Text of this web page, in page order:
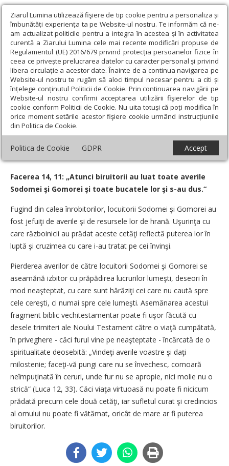
Ziarul Lumina utilizează fişiere de tip cookie pentru a personaliza și
îmbunătăți experiența ta pe Website-ul nostru. Te informăm că ne-
am actualizat politicile pentru a integra în acestea și în activitatea
curentă a Ziarului Lumina cele mai recente modificări propuse de
Regulamentul (UE) 2016/679 privind protecția persoanelor fizice în
ceea ce privește prelucrarea datelor cu caracter personal și privind
libera circulație a acestor date. Înainte de a continua navigarea pe
Website-ul nostru te rugăm să aloci timpul necesar pentru a citi și
înțelege conținutul Politicii de Cookie. Prin continuarea navigării pe
Website-ul nostru confirmi acceptarea utilizării fişierelor de tip
cookie conform Politicii de Cookie. Nu uita totuși că poți modifica în
orice moment setările acestor fişiere cookie urmând instrucțiunile
din Politica de Cookie.
Politica de Cookie GDPR Accept
Ziarul Lumina › Teologie și spiritualitate › Evanghelia zilei ›
Biblia - verset cu verset: Averile de care furul nu se poate apropia
Biblia - verset cu verset: Averile de care
furul nu se poate apropia
Un articol de:Lucian Apopei
Facerea 14, 11: „Atunci biruitorii au luat toate averile
Sodomei şi Gomorei şi toate bucatele lor şi s-au dus.“
Fugind din calea înrobitorilor, locuitorii Sodomei şi Gomorei au
fost jefuiţi de averile şi de resursele lor de hrană. Uşurinţa cu
care războinicii au prădat aceste cetăţi reflectă puterea lor în
luptă şi cruzimea cu care i-au tratat pe cei învinşi.
Pierderea averilor de către locuitorii Sodomei şi Gomorei se
aseamănă izbitor cu prăpădirea lucrurilor lumeşti, deseori în
mod neaşteptat, cu care sunt hărăziţi cei care nu caută spre
cele cereşti, ci numai spre cele lumeşti. Asemănarea acestui
fragment biblic vechitestamentar poate fi uşor făcută cu
desele trimiteri ale Noului Testament către o viaţă cumpătată,
în priveghere - căci furul vine pe neaşteptate - încărcată de o
spiritualitate deosebită: „Vindeţi averile voastre şi daţi
milostenie; faceţi-vă pungi care nu se învechesc, comoară
neîmpuţinată în ceruri, unde fur nu se apropie, nici molie nu o
strică“ (Luca 12, 33). Căci viaţa virtuoasă nu poate fi nicicum
prădată precum cele două cetăţi, iar sufletul curat şi credincios
al omului nu poate fi vătămat, oricât de mare ar fi puterea
biruitorilor.